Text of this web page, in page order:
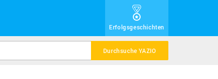
Erfolgsgeschichten
Durchsuche YAZIO